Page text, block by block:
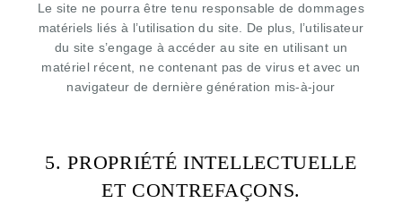
Le site ne pourra être tenu responsable de dommages
matériels liés à l’utilisation du site. De plus, l’utilisateur
du site s’engage à accéder au site en utilisant un
matériel récent, ne contenant pas de virus et avec un
navigateur de dernière génération mis-à-jour
5. PROPRIÉTÉ INTELLECTUELLE
ET CONTREFAÇONS.
CONTACT & ACCESS